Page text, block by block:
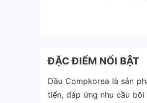
ĐẶC ĐIỂM NỔI BẬT
Dầu Compkorea là sản
tiến, đáp ứng nhu cầu